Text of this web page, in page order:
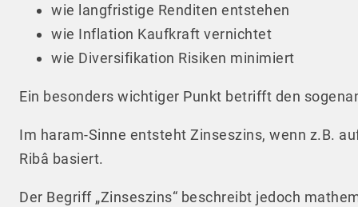
wie langfristige Renditen entstehen
wie Inflation Kaufkraft vernichtet
wie Diversifikation Risiken minimiert
Ein besonders wichtiger Punkt betrifft den
Im haram-Sinne entsteht Zinseszins, wenn z.B.
Ribâ basiert.
Der Begriff „Zinseszins“ beschreibt jedoch